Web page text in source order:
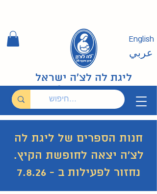
ליגת לה לצ'ה ישראל
English
عربي
חנות הספרים של ליגת לה
לצ'ה יצאה לחופשת הקיץ.
נחזור לפעילות ב - 7.8.26